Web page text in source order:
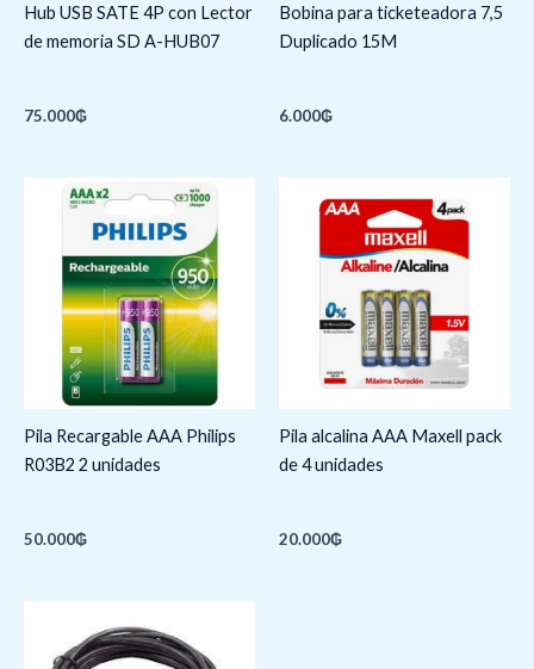
Hub USB SATE 4P con Lector
de memoria SD A-HUB07
75.000₲
Bobina para ticketeadora 7,5
Duplicado 15M
6.000₲
Pila Recargable AAA Philips
R03B2 2 unidades
50.000₲
Pila alcalina AAA Maxell pack
de 4 unidades
20.000₲